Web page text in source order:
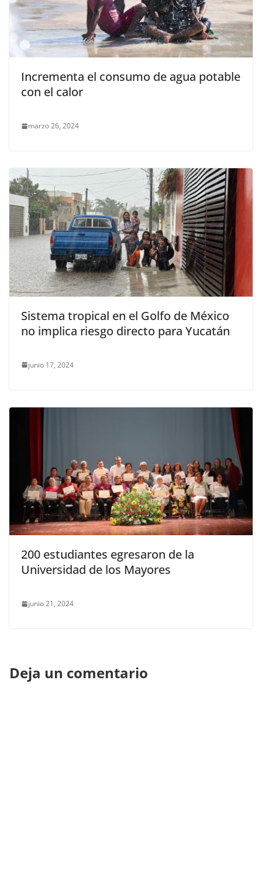
Incrementa el consumo de agua potable
con el calor
marzo 26, 2024
Sistema tropical en el Golfo de México
no implica riesgo directo para Yucatán
junio 17, 2024
200 estudiantes egresaron de la
Universidad de los Mayores
junio 21, 2024
Deja un comentario